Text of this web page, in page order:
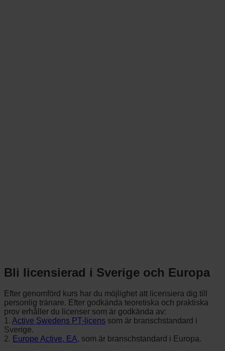
Bli licensierad i Sverige och Europa
Efter genomförd kurs har du möjlighet att licensiera dig till
personlig tränare. Efter godkända teoretiska och praktiska
prov erhåller du licenser som är godkända av:
1. Active Swedens PT-licens som är branschstandard i
Sverige.
2. Europe Active, EA, som är branschstandard i Europa.